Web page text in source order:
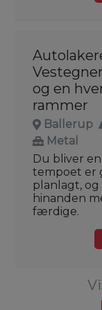
og en
rammer
Ballerup
Metal
Du bliver
tempoet er
planlagt,
hinanden
færdige.